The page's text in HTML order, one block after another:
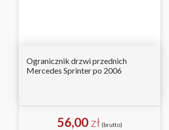
Ogranicznik drzwi przednich
Mercedes Sprinter po 2006
56,00 zł (brutto)